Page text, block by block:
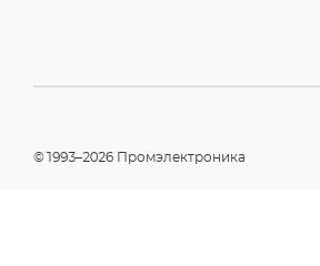
©1993–2026 Промэлектроника